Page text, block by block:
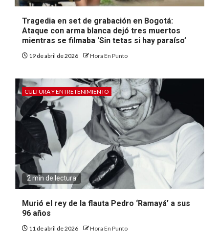
Tragedia en set de grabación en Bogotá:
Ataque con arma blanca dejó tres muertos
mientras se filmaba ‘Sin tetas si hay paraíso’
19 de abril de 2026 Hora En Punto
CULTURA Y ENTRETENIMIENTO
2 min de lectura
Murió el rey de la flauta Pedro ‘Ramayá’ a sus
96 años
11 de abril de 2026 Hora En Punto